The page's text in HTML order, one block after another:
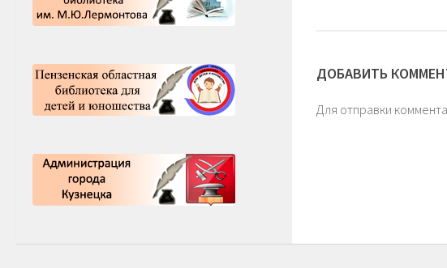
ДОБАВИТЬ
Для отправки